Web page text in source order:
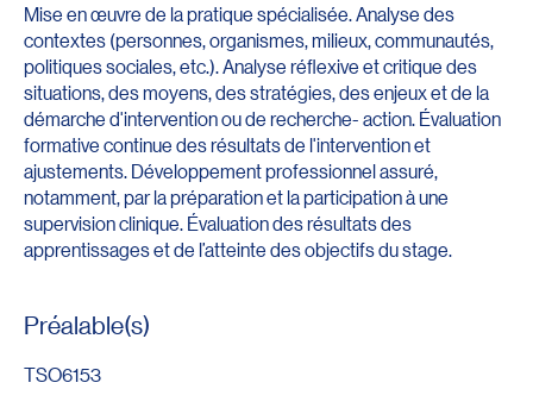
Mise en œuvre de la pratique spécialisée. Analyse des
contextes (personnes, organismes, milieux, communautés,
politiques sociales, etc.). Analyse réflexive et critique des
situations, des moyens, des stratégies, des enjeux et de la
démarche d'intervention ou de recherche- action. Évaluation
formative continue des résultats de l'intervention et
ajustements. Développement professionnel assuré,
notamment, par la préparation et la participation à une
supervision clinique. Évaluation des résultats des
apprentissages et de l’atteinte des objectifs du stage.
Préalable(s)
TSO6153